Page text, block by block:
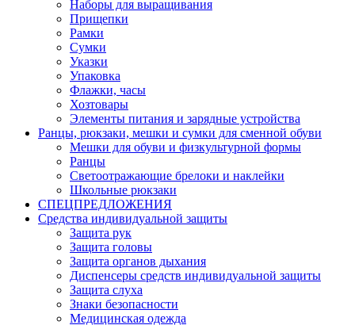
Наборы для выращивания
Прищепки
Рамки
Сумки
Указки
Упаковка
Флажки, часы
Хозтовары
Элементы питания и зарядные устройства
Ранцы, рюкзаки, мешки и сумки для сменной обуви
Мешки для обуви и физкультурной формы
Ранцы
Светоотражающие брелоки и наклейки
Школьные рюкзаки
СПЕЦПРЕДЛОЖЕНИЯ
Средства индивидуальной защиты
Защита рук
Защита головы
Защита органов дыхания
Диспенсеры средств индивидуальной защиты
Защита слуха
Знаки безопасности
Медицинская одежда